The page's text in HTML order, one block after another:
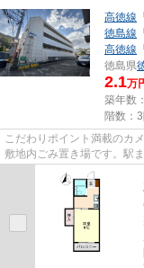
高徳線 「
徳島線 「
高徳線 「
徳島県
2.1万
築年数
階数：
こだわりポイント満載のカ
敷地内ごみ置き場です。駅
ます。ネットの回線をマンシ